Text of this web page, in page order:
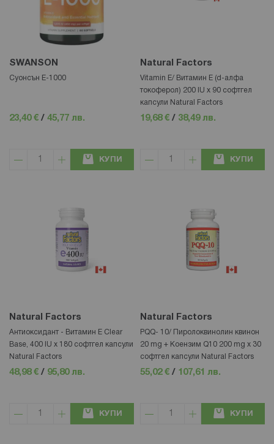
SWANSON
Суонсън Е-1000
23,40 € / 45,77 лв.
КУПИ
Natural Factors
Vitamin E/ Витамин Е (d-алфа
токоферол) 200 IU х 90 софтгел
капсули Natural Factors
19,68 € / 38,49 лв.
КУПИ
Natural Factors
Антиоксидант - Витамин E Clear
Base, 400 IU х 180 софтгел капсули
Natural Factors
48,98 € / 95,80 лв.
КУПИ
Natural Factors
PQQ- 10/ Пиролоквинолин квинон
20 mg + Коензим Q10 200 mg х 30
софтгел капсули Natural Factors
55,02 € / 107,61 лв.
КУПИ